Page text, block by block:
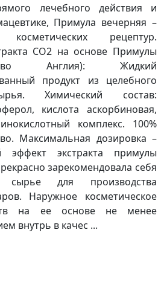
лечебного действия и
Примула вечерняя –
рецептур.
СО2 на основе Примулы
во Англия): Жидкий
продукт из целебного
Химический состав:
кислота аскорбиновая,
комплекс. 100%
Максимальная дозировка –
эффект экстракта примулы
зарекомендовала себя
сырье для производства
Наружное косметическое
на ее основе не менее
внутрь в качес ...